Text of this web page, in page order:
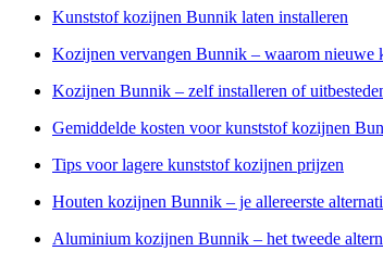
Kunststof kozijnen Bunnik laten installeren
Kozijnen vervangen Bunnik – waarom nieuwe
Kozijnen Bunnik – zelf installeren of
Gemiddelde kosten voor kunststof kozijnen
Tips voor lagere kunststof kozijnen prijzen
Houten kozijnen Bunnik – je allereerste
Aluminium kozijnen Bunnik – het tweede